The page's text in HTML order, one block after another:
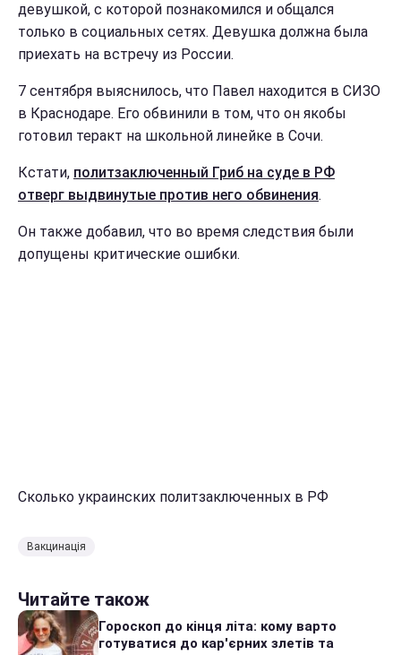
девушкой, с которой познакомился и общался
только в социальных сетях. Девушка должна была
приехать на встречу из России.
7 сентября выяснилось, что Павел находится в СИЗО
в Краснодаре. Его обвинили в том, что он якобы
готовил теракт на школьной линейке в Сочи.
Кстати, политзаключенный Гриб на суде в РФ
отверг выдвинутые против него обвинения.
Он также добавил, что во время следствия были
допущены критические ошибки.
Сколько украинских политзаключенных в РФ
Вакцинація
Читайте також
Гороскоп до кінця літа: кому варто
готуватися до кар'єрних злетів та